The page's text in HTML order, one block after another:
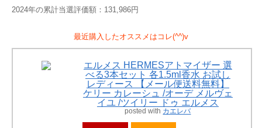
2024年の累計当選評価額：131,986円
最近購入したオススメはコレ(^^)v
エルメス HERMESアトマイザー 選
べる3本セット 各1.5ml香水 お試し
レディース 【メール便送料無料】
ケリー カレーシュ /オーデ メルヴェ
イユ /ツイリー ドゥ エルメス
posted with カエレバ